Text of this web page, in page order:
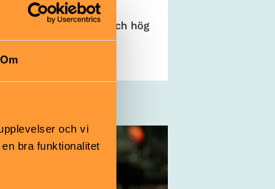
Om
och vi
bra funktionalitet
med total action och hög